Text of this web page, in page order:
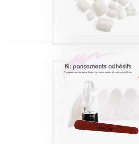
KIT PANSEMENTS
ADHÉSIFS PEGGY
SAGE
Produits